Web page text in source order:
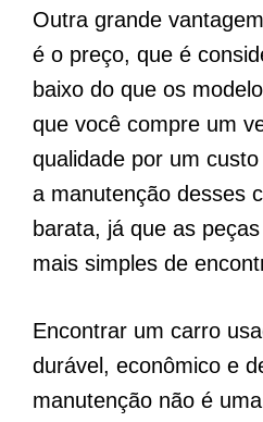
Outra grande
​​é o preço, que é
baixo do que os
que você compre um
qualidade por um
a manutenção desses
barata, já que as
mais simples de
Encontrar um carro
durável, econômico e
manutenção não é